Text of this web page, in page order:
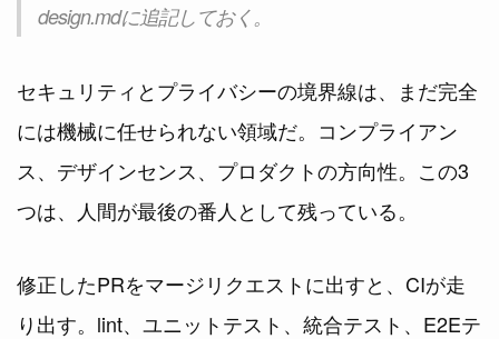
design.mdに追記しておく。
セキュリティとプライバシーの境界線は、まだ完全
には機械に任せられない領域だ。コンプライアン
ス、デザインセンス、プロダクトの方向性。この3
つは、人間が最後の番人として残っている。
修正したPRをマージリクエストに出すと、CIが走
り出す。lint、ユニットテスト、統合テスト、E2Eテ